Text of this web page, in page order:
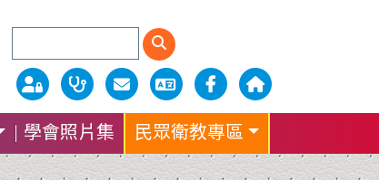
學會照片集 民眾衛教專區